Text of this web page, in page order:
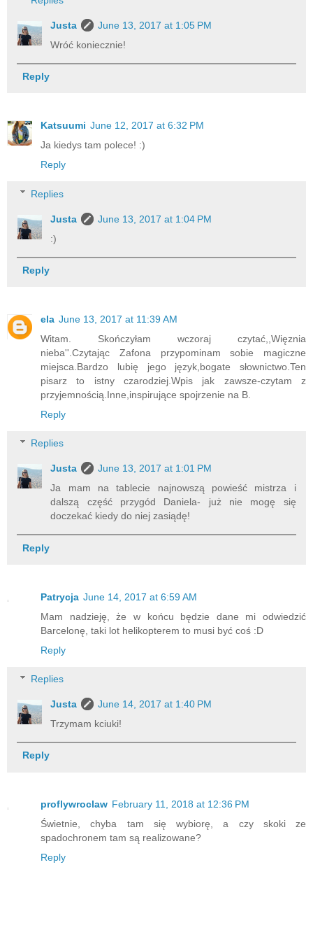
Justa
June 13, 2017 at 1:05 PM
Wróć koniecznie!
Reply
Katsuumi June 12, 2017 at 6:32 PM
Ja kiedys tam polece! :)
Reply
Replies
Justa
June 13, 2017 at 1:04 PM
:)
Reply
ela June 13, 2017 at 11:39 AM
Witam. Skończyłam wczoraj czytać,,Więznia
nieba''.Czytając Zafona przypominam sobie magiczne
miejsca.Bardzo lubię jego język,bogate słownictwo.Ten
pisarz to istny czarodziej.Wpis jak zawsze-czytam z
przyjemnością.Inne,inspirujące spojrzenie na B.
Reply
Replies
Justa
June 13, 2017 at 1:01 PM
Ja mam na tablecie najnowszą powieść mistrza i
dalszą część przygód Daniela- już nie mogę się
doczekać kiedy do niej zasiądę!
Reply
Patrycja June 14, 2017 at 6:59 AM
Mam nadzieję, że w końcu będzie dane mi odwiedzić
Barcelonę, taki lot helikopterem to musi być coś :D
Reply
Replies
Justa
June 14, 2017 at 1:40 PM
Trzymam kciuki!
Reply
proflywroclaw February 11, 2018 at 12:36 PM
Świetnie, chyba tam się wybiorę, a czy skoki ze
spadochronem tam są realizowane?
Reply